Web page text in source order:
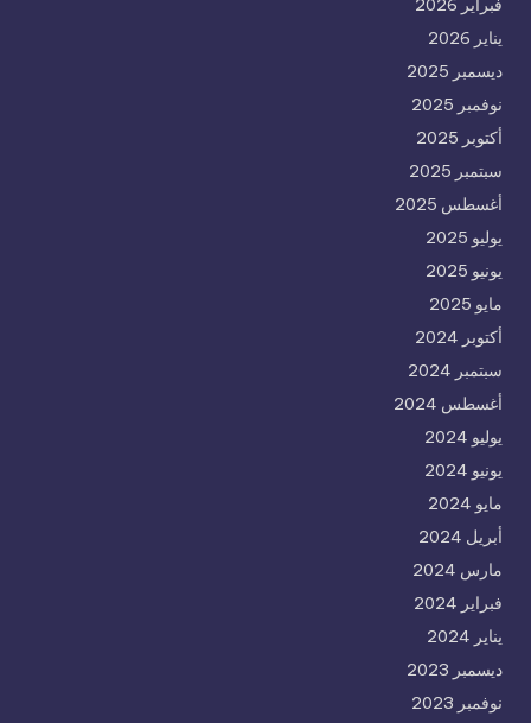
فبراير 2026
يناير 2026
ديسمبر 2025
نوفمبر 2025
أكتوبر 2025
سبتمبر 2025
أغسطس 2025
يوليو 2025
يونيو 2025
مايو 2025
أكتوبر 2024
سبتمبر 2024
أغسطس 2024
يوليو 2024
يونيو 2024
مايو 2024
أبريل 2024
مارس 2024
فبراير 2024
يناير 2024
ديسمبر 2023
نوفمبر 2023